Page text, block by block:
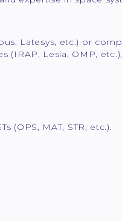
Latesys, etc.) or
(IRAP, Lesia, OMP,
MAT, STR, etc.).